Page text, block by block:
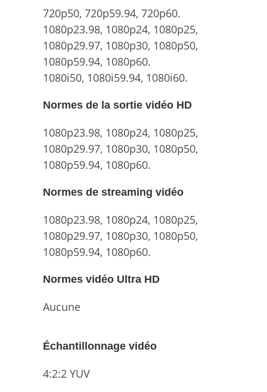
720p50, 720p59.94, 720p60.
1080p23.98, 1080p24, 1080p25,
1080p29.97, 1080p30, 1080p50,
1080p59.94, 1080p60.
1080i50, 1080i59.94, 1080i60.
Normes de la sortie vidéo HD
1080p23.98, 1080p24, 1080p25,
1080p29.97, 1080p30, 1080p50,
1080p59.94, 1080p60.
Normes de streaming vidéo
1080p23.98, 1080p24, 1080p25,
1080p29.97, 1080p30, 1080p50,
1080p59.94, 1080p60.
Normes vidéo Ultra HD
Aucune
Échantillonnage vidéo
4:2:2 YUV